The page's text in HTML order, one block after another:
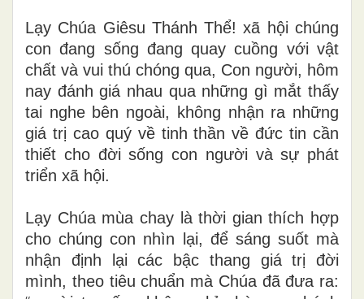
Lạy Chúa Giêsu Thánh Thể! xã hội chúng
con đang sống đang quay cuồng với vật
chất và vui thú chóng qua, Con người, hôm
nay đánh giá nhau qua những gì mắt thấy
tai nghe bên ngoài, không nhận ra những
giá trị cao quý về tinh thần về đức tin cần
thiết cho đời sống con người và sự phát
triển xã hội.
Lạy Chúa mùa chay là thời gian thích hợp
cho chúng con nhìn lại, để sáng suốt mà
nhận định lại các bậc thang giá trị đời
mình, theo tiêu chuẩn mà Chúa đã đưa ra: